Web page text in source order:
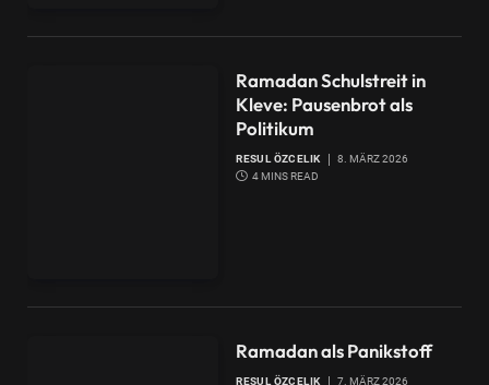
Ramadan Schulstreit in
Kleve: Pausenbrot als
Politikum
RESUL ÖZCELIK
8. MÄRZ 2026
4 MINS READ
Ramadan als Panikstoff
RESUL ÖZCELIK
7. MÄRZ 2026